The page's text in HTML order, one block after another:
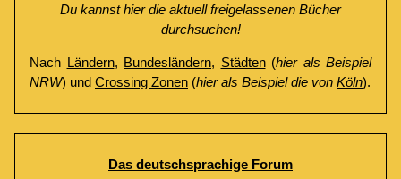
Du kannst hier die aktuell freigelassenen Bücher
durchsuchen!
Nach Ländern, Bundesländern, Städten(hier als Beispiel
NRW) und Crossing Zonen (hier als Beispiel die von Köln).
Das deutschsprachige Forum